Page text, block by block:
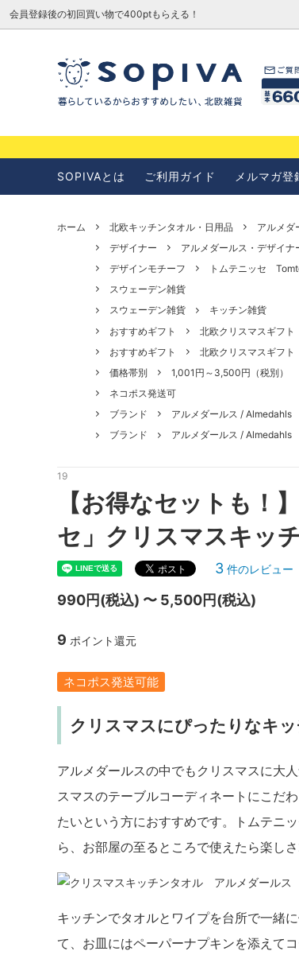
会員登録後の初回買い物で400ptもらえる！
SOPIVAとは ご利用ガイド メルマガ登
ホーム 北欧キッチンタオル・日用品
アルメダ
デザイナー
アルメダールス・デザイナ
デザインモチーフ
トムテニッセ
スウェーデン雑貨
スウェーデン雑貨
キッチン雑貨
おすすめギフト
北欧クリスマスギフト
おすすめギフト
北欧クリスマスギフト
価格帯別
1,001円～3,500円（税別）
ネコポス発送可
ブランド
アルメダールス / Almedahls
ブランド
アルメダールス / Almedahls
19
【お得なセットも！
セ」クリスマスキッ
3 件のレビュー
990円(税込) 〜 5,500円(税込)
9 ポイント還元
ネコポス発送可能
クリスマスにぴったりなキ
アルメダールスの中でもクリスマスに大
スマスのテーブルコーディネートにこだ
たいという方におすすめです。トムテニ
ら、お部屋の至るところで使えたら楽しさ
キッチンでタオルとワイプを台所で一緒
て、お皿にはペーパーナプキンを添えて